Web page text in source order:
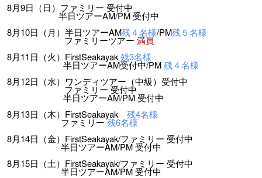
8月9日（日）ファミリー 受付中
半日ツアーAM/PM 受付中
8月10日（月）半日ツアーAM残４名様/PM残５名様
ファミリーツアー満員
8月11日（火）FirstSeakayak残3名様
半日ツアーAM受付中/PM残４名様
8月12日（水）ワンディツアー（中級）受付中
ファミリー 受付中
半日ツアーAM/PM 受付中
8月13日（木）FirstSeakayak 残4名様
ファミリー残6名様
8月14日（金）FirstSeakayak/ファミリー 受付中
半日ツアーAM/PM 受付中
8月15日（土）FirstSeakayak/ファミリー 受付中
半日ツアーAM/PM 受付中